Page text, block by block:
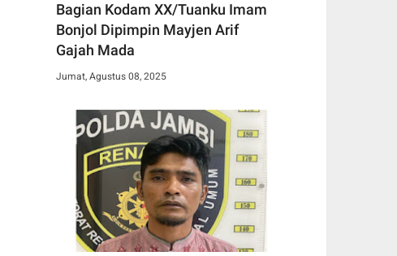
Bagian Kodam XX/Tuanku Imam
Bonjol Dipimpin Mayjen Arif
Gajah Mada
Jumat, Agustus 08, 2025